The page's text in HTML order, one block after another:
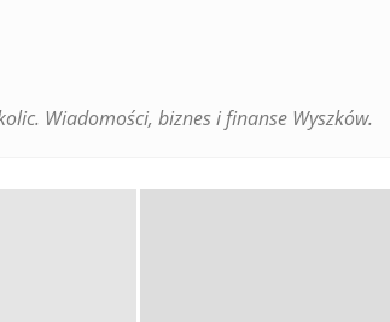
Wiadomości, biznes i finanse Wyszków.